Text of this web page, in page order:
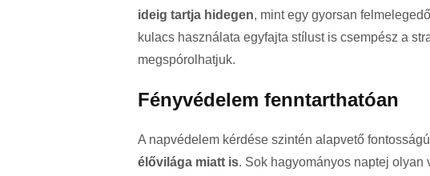
ideig tartja hidegen, mint egy gyorsan
kulacs használata egyfajta stílust is csempész a
megspórolhatjuk.
Fényvédelem fenntarthatóan
A napvédelem kérdése szintén alapvető
élővilága miatt is. Sok hagyományos naptej